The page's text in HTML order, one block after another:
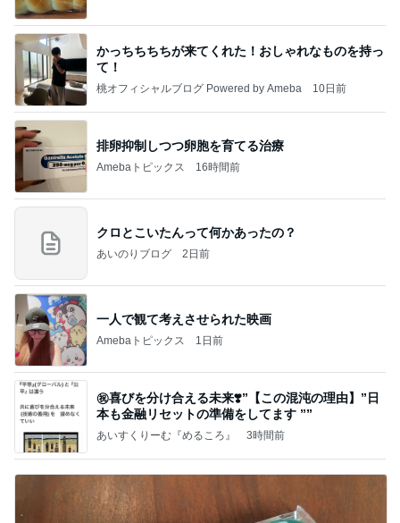
かっちちちちが来てくれた！おしゃれなものを持っ
て！
桃オフィシャルブログ Powered by Ameba 10日前
排卵抑制しつつ卵胞を育てる治療
Amebaトピックス 16時間前
クロとこいたんって何かあったの？
あいのりブログ 2日前
一人で観て考えさせられた映画
Amebaトピックス 1日前
㊗️喜びを分け合える未来❣️”【この混沌の理由】”⽇
本も⾦融リセットの準備をしてます ””
あいすくりーむ『めるころ』 3時間前